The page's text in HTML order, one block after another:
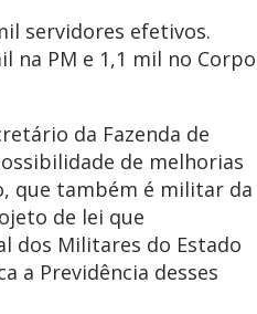
servidores efetivos.
na PM e 1,1 mil no Corpo
da Fazenda de
de melhorias
que também é militar da
de lei que
dos Militares do Estado
a Previdência desses